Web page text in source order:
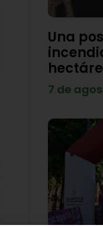
Una
7 de